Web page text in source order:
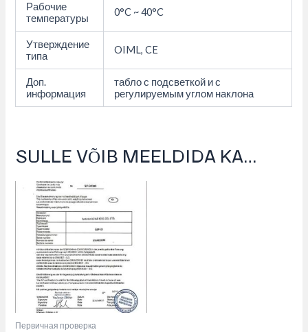
Рабочие
температуры
0°C ~ 40°C
Утверждение
типа
OIML, CE
Доп.
информация
табло с подсветкой и с
регулируемым углом наклона
SULLE VÕIB MEELDIDA KA…
Первичная проверка